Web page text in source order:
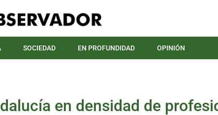
SOCIEDAD EN PROFUNDIDAD OPINIÓN
en densidad de